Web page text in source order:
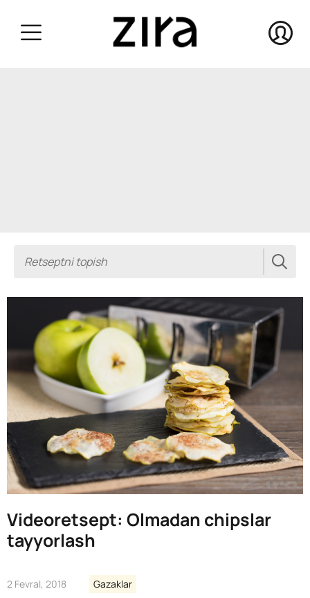
Videoretsept: Olmadan chipslar
tayyorlash
2 Fevral, 2018 Gazaklar